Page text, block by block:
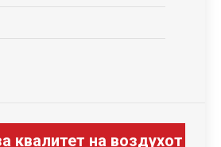
квалитет на воздухот